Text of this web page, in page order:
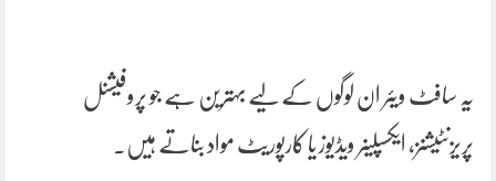
یہ سافٹ ویئر ان لوگوں کے لیے بہترین ہے جو پروفیشنل
پریزنٹیشنز، ایکسپلینر ویڈیوز یا کارپوریٹ مواد بناتے ہیں۔